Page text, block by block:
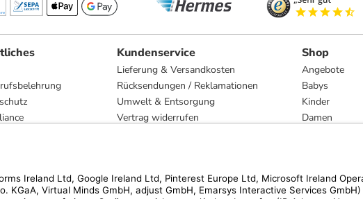
Kundenservice
Lieferung & Versandkosten
Rücksendungen / Reklamationen
Umwelt & Entsorgung
Vertrag widerrufen
Shop
Angebote
Babys
Kinder
Damen
Marken